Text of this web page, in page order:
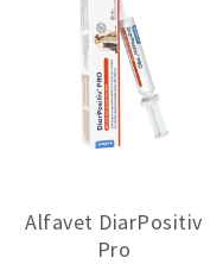
Alfavet DiarPositiv
Pro